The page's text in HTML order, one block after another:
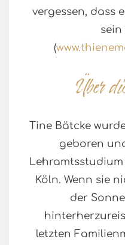
vergessen, dass
sein
(
Tine Bätcke
geboren
Köln. Wenn sie
der
letzten